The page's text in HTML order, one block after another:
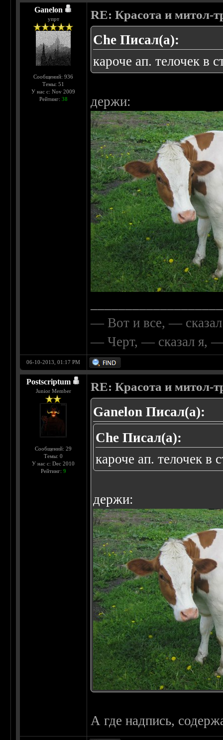
Ganelon
упрт
Сообщений: 936
Темы: 51
У нас с: Nov 2009
Рейтинг: 38
RE: Красота и митол-
Che Писал(а):
кароче ап. телочек в
держи:
— Вот и все, —
— Черт, — сказал я, —
06-10-2013, 01:17 PM
Postscriptum
Junior Member
Сообщений: 29
Темы: 0
У нас с: Dec 2010
Рейтинг: 9
RE: Красота и митол-
Ganelon Писал(а):
Che Писал(а):
кароче ап. телочек в
держи:
А где надпись,